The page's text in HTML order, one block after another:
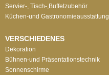
Servier-, Tisch-,Buffetzubehör
Küchen-und Gastronomieausstattung
VERSCHIEDENES
Dekoration
Bühnen-und Präsentationstechnik
Sonnenschirme